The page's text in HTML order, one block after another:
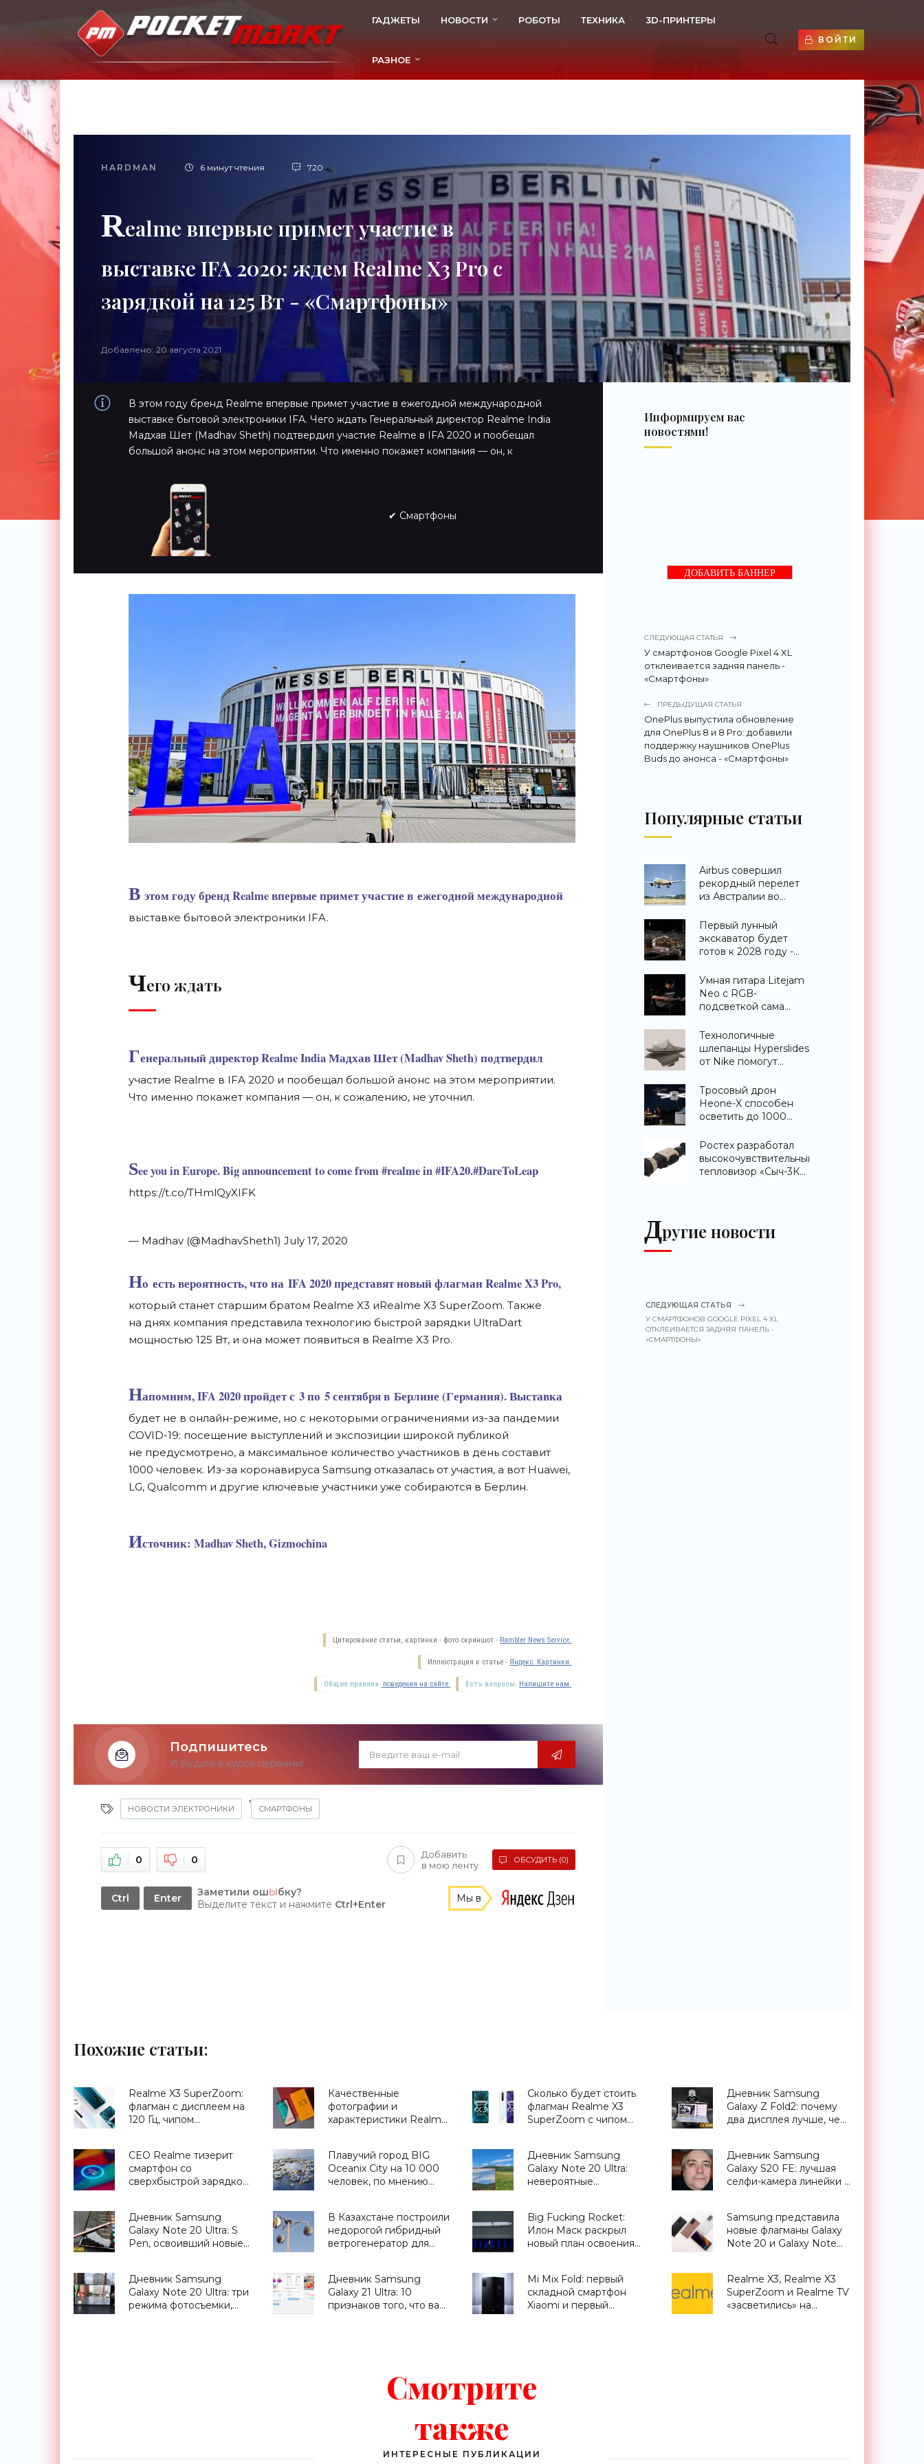
ГАДЖЕТЫ НОВОСТИ РОБОТЫ ТЕХНИКА 3D-ПРИНТЕРЫ
РАЗНОЕ
ВОЙТИ
HARDMAN 6 минут чтения 720
Realme впервые примет участие в
выставке IFA 2020: ждем Realme X3 Pro с
зарядкой на 125 Вт - «Смартфоны»
Добавлено: 20 августа 2021
В этом году бренд Realme впервые примет участие в ежегодной международной
выставке бытовой электроники IFA. Чего ждать Генеральный директор Realme India
Мадхав Шет (Madhav Sheth) подтвердил участие Realme в IFA 2020 и пообещал
большой анонс на этом мероприятии. Что именно покажет компания — он, к
✔ Смартфоны
В этом году бренд Realme впервые примет участие в ежегодной международной
выставке бытовой электроники IFA.
Чего ждать
Генеральный директор Realme India Мадхав Шет (Madhav Sheth) подтвердил
участие Realme в IFA 2020 и пообещал большой анонс на этом мероприятии.
Что именно покажет компания —он, к сожалению, не уточнил.
See you in Europe. Big announcement to come from #realme in #IFA20.#DareToLeap
https://t.co/THmlQyXIFK
— Madhav (@MadhavSheth1) July 17, 2020
Но есть вероятность, что на IFA 2020 представят новый флагман Realme X3 Pro,
который станет старшим братом Realme X3 иRealme X3 SuperZoom. Также
на днях компания представила технологию быстрой зарядки UltraDart
мощностью 125 Вт, и она может появиться в Realme X3 Pro.
Напомним, IFA 2020 пройдет с 3 по 5 сентября в Берлине (Германия). Выставка
будет не в онлайн-режиме, но с некоторыми ограничениями из-за пандемии
COVID-19: посещение выступлений и экспозиции широкой публикой
не предусмотрено, а максимальное количество участников в день составит
1000 человек. Из-за коронавируса Samsung отказалась от участия, а вот Huawei,
LG, Qualcomm и другие ключевые участники уже собираются в Берлин.
Источник: Madhav Sheth, Gizmochina
Цитирование статьи, картинки - фото скриншот - Rambler News Service.
Иллюстрация к статье - Яндекс. Картинки.
Есть вопросы. Напишите нам.
Общие правила поведения на сайте.
Подпишитесь
И будьте в курсе первыми!
НОВОСТИ ЭЛЕКТРОНИКИ
,
СМАРТФОНЫ
0 0
Добавить
в мою ленту
ОБСУДИТЬ (0)
Ctrl Enter Заметили ошЫбку?
Выделите текст и нажмите Ctrl+Enter Мы в
Информируем вас
новостями!
ДОБАВИТЬ БАННЕР
СЛЕДУЮЩАЯ СТАТЬЯ
У смартфонов Google Pixel 4 XL
отклеивается задняя панель -
«Смартфоны»
ПРЕДЫДУЩАЯ СТАТЬЯ
OnePlus выпустила обновление
для OnePlus 8 и 8 Pro: добавили
поддержку наушников OnePlus
Buds до анонса - «Смартфоны»
Популярные статьи
Airbus совершил
рекордный перелет
из Австралии во
«Техника»
Первый лунный
экскаватор будет
готов к 2028 году -
Умная гитара Litejam
Neo с RGB-
подсветкой сама
«Гаджеты»
Технологичные
шлепанцы Hyperslides
от Nike помогут
ноги после
тренировки -
«Гаджеты»
Тросовый дрон
Heone-X способен
осветить до 1000
земли -
«Беспилотники»
Ростех разработал
высокочувствительный
тепловизор «Сыч-3К»
Другие новости
СЛЕДУЮЩАЯ СТАТЬЯ
У СМАРТФОНОВ GOOGLE PIXEL 4 XL
ОТКЛЕИВАЕТСЯ ЗАДНЯЯ ПАНЕЛЬ -
«СМАРТФОНЫ»
Похожие статьи:
Realme X3 SuperZoom:
флагман с дисплеем на
120 Гц, чипом
камерой, 30-ваттной
зарядкой и ценником в
500 евро - «Смартфоны»
Качественные
фотографии и
характеристики Realme
«Смартфоны»
Сколько будет стоить
флагман Realme X3
SuperZoom с чипом
квадро-камерой -
«Смартфоны»
Дневник Samsung
Galaxy Z Fold2: почему
два дисплея лучше, чем
CEO Realme тизерит
смартфон со
сверхбыстрой зарядкой
Плавучий город BIG
Oceanix City на 10 000
человек, по мнению
климата - «Архитектура»
Дневник Samsung
Galaxy Note 20 Ultra:
невероятные
- «Смартфоны»
Дневник Samsung
Galaxy S20 FE: лучшая
селфи-камера линейки -
Дневник Samsung
Galaxy Note 20 Ultra: S
Pen, освоивший новые
В Казахстане построили
недорогой гибридный
ветрогенератор для
Big Fucking Rocket:
Илон Маск раскрыл
новый план освоения
Samsung представила
новые флагманы Galaxy
Note 20 и Galaxy Note
изменилось -
«Смартфоны»
Дневник Samsung
Galaxy Note 20 Ultra: три
режима фотосъемки,
Дневник Samsung
Galaxy 21 Ultra: 10
признаков того, что вам
Mi Mix Fold: первый
складной смартфон
Xiaomi и первый
Realme X3, Realme X3
SuperZoom и Realme TV
«засветились» на
Смотрите
также
ИНТЕРЕСНЫЕ ПУБЛИКАЦИИ